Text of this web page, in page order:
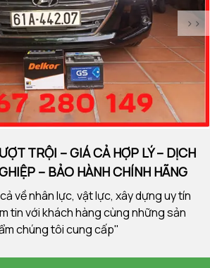
>>
TRỘI – GIÁ CẢ HỢP LÝ – DỊCH
– BẢO HÀNH CHÍNH HÃNG
về nhân lực, vật lực, xây dựng uy tín
tin với khách hàng cùng những sản
chúng tôi cung cấp"